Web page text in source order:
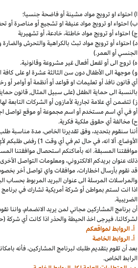
ا) احتواء او ترويج مواد مشينة أو فاضحة جنسيا؛
ب) احتواء او ترويج موادعنيفة او تشجيع أو مناصرة أو
ج) احتواء أو ترويج موادخاطئة،خادعة،أو تشهيرية
د) احتواء أو ترويج مواد تبث بالكراهية والتحرش
الجنسي أو العمر.)
ه) تروج الى أو تفعل أفعال غير مشروعة وقانونية.
و) موجهة الى الأطفال دون سن الثالثة عشرة او على
أي قانون نافذ أو تعليمات او قواعد أو أنظمة أو أوامر
بالنسبة الى حماية الطفل (على سبيل المثال, قانون
ز) تتضمن أي علامة تجارية لأمازون أو الشركات التابعة
أو في أي اسم مستخدم أو اسم مجموعة أو موقع تواصل
ح) مخالفة أي حقوق ملكية فكرية.
أننا سنقوم بتحديد،وفق تقديرنا الخاص،مدة مناسبة
الأوضاع. ألا انه،في حال تم في أي وقت 1) رفض طلبكم لأي سبب
موافقتنا المسبقة. انه بأماكنكم استحصال موافقتنا
ذلك عنوان بريدكم الالكتروني،ومعلومات التواصل
قد نقوم بأرسال اخطارات، موافقات واي تواصل أخر
والمراسلات المرسلة الى عنوان البريد المربوط بحساب
اذا انت لستم بمواطن أو شركة أمريكية تشارك في برنامج
الضريبية.
أن برنامج المشاركين مجاني لمن يريد الانضمام،واننا
لشركائنا،فيرجى اخذ الحيطة والحذر اذا كانت أي شركة
أ. الروابط لمواقعكم
أ. الروابط الخاصة
بعد أن تقوم بتقديم طلبك لبرنامج المشاركين،فأنه با
الرابط الخاص.